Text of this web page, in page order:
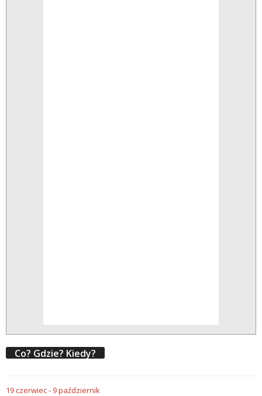
Co? Gdzie? Kiedy?
19czerwiec- 9październik